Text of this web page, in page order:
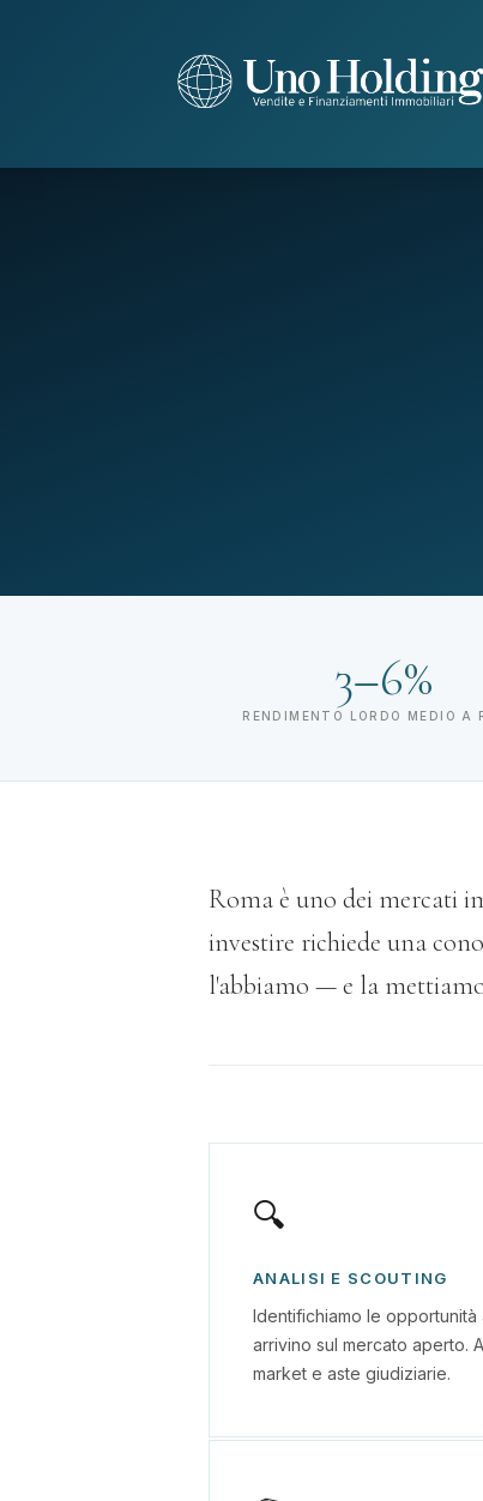
3–6%
RENDIMENTO LORDO MEDIO A
Roma è uno dei mercati
investire richiede una
l'abbiamo — e la
🔍
ANALISI E SCOUTING
Identifichiamo le
arrivino sul mercato aperto.
market e aste giudiziarie.